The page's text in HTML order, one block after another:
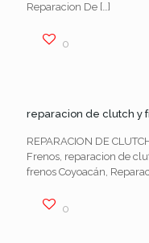
Reparacion De […]
0
reparacion de clutch y
REPARACION DE
Frenos, reparacion de
frenos Coyoacán,
0